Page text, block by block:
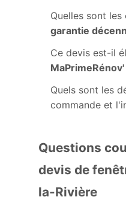
Quelles sont
garantie
Ce devis est-il
MaPrimeRénov'
Quels sont les
commande et
Questions
devis de
la-Rivière